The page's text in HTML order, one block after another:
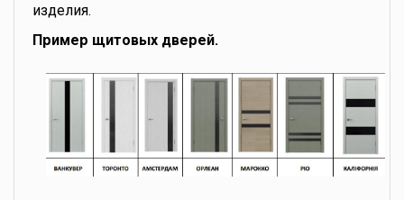
изделия.
Пример щитовых дверей.